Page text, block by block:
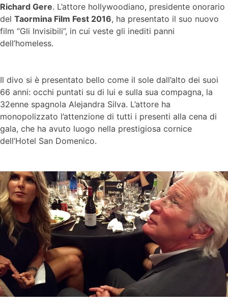
Richard Gere. L’attore hollywoodiano, presidente onorario
del Taormina Film Fest 2016, ha presentato il suo nuovo
film “Gli Invisibili”, in cui veste gli inediti panni
dell’homeless.
Il divo si è presentato bello come il sole dall’alto dei suoi
66 anni: occhi puntati su di lui e sulla sua compagna, la
32enne spagnola Alejandra Silva. L’attore ha
monopolizzato l’attenzione di tutti i presenti alla cena di
gala, che ha avuto luogo nella prestigiosa cornice
dell’Hotel San Domenico.